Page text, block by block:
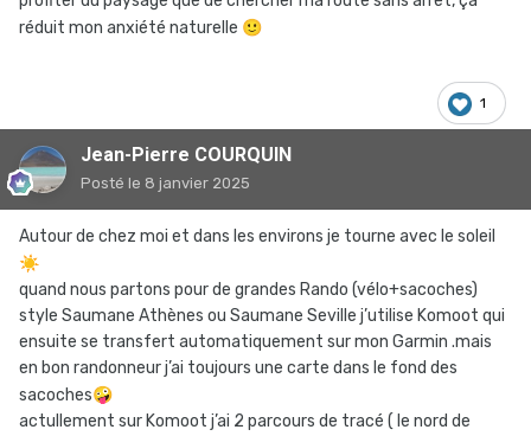
réduit mon anxiété naturelle 🙂
1
Jean-Pierre COURQUIN
Posté le 8 janvier 2025
Autour de chez moi et dans les environs je tourne avec le soleil
☀️
quand nous partons pour de grandes Rando (vélo+sacoches)
style Saumane Athènes ou Saumane Seville j’utilise Komoot qui
ensuite se transfert automatiquement sur mon Garmin .mais
en bon randonneur j’ai toujours une carte dans le fond des
sacoches🤪
actullement sur Komoot j’ai 2 parcours de tracé ( le nord de